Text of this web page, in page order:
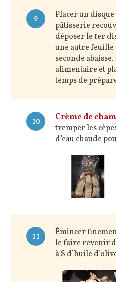
9
Placer un
pâtisserie
déposer le 1er
une autre feuille
seconde
alimentaire et
temps de
10 Crème de
tremper les
d’eau chaude
11
Émincer
le faire revenir
à S d’huile